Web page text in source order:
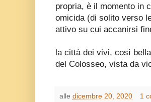
propria, è il momento in
omicida (di solito verso
attivo su cui accanirsi
la città dei vivi, così
del Colosseo, vista da
alle dicembre 20, 2020 1